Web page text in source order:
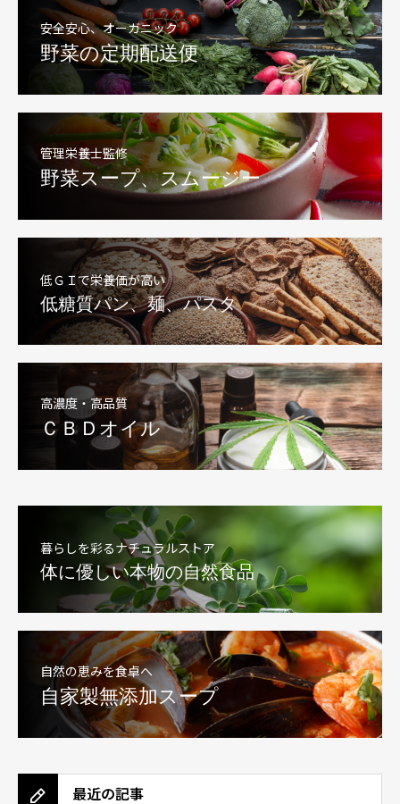
安全安心、オーガニック
野菜の定期配送便
管理栄養士監修
野菜スープ、スムージー
低ＧＩで栄養価が高い
低糖質パン、麺、パスタ
高濃度・高品質
ＣＢＤオイル
暮らしを彩るナチュラルストア
体に優しい本物の自然食品
自然の恵みを食卓へ
自家製無添加スープ
最近の記事